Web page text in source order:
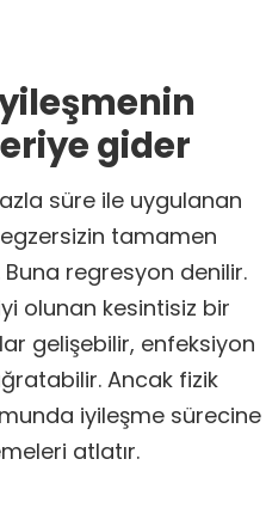
gider
süre ile uygulanan
tamamen
regresyon denilir.
olunan kesintisiz bir
gelişebilir, enfeksiyon
Ancak fizik
iyileşme sürecine
atlatır.